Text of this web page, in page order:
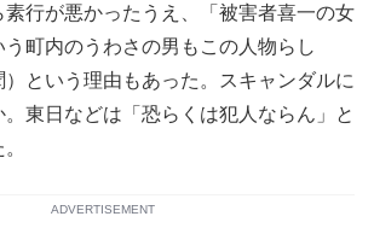
行が悪かったうえ、「被害者喜一の女
う町内のうわさの男もこの人物らし
という理由もあった。スキャンダルに
東日などは「恐らくは犯人ならん」と
ADVERTISEMENT